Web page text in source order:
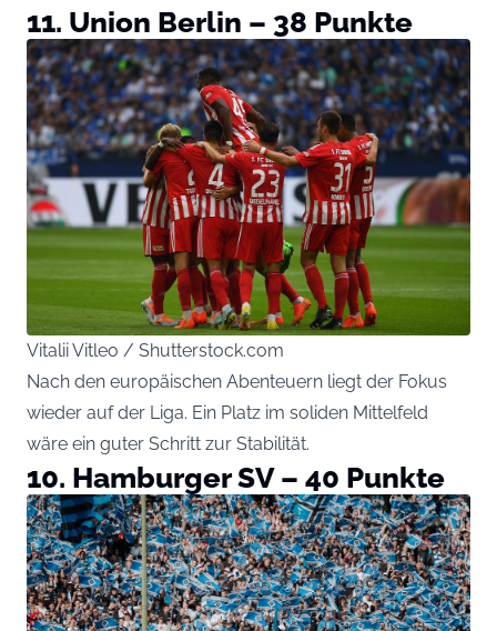
11. Union Berlin – 38 Punkte
Vitalii Vitleo / Shutterstock.com
Nach den europäischen Abenteuern liegt der Fokus
wieder auf der Liga. Ein Platz im soliden Mittelfeld
wäre ein guter Schritt zur Stabilität.
10. Hamburger SV – 40 Punkte